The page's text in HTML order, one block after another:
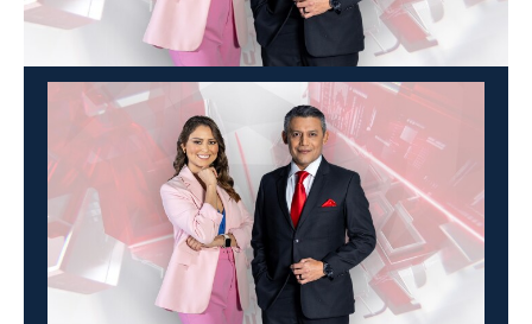
This content is currently unavailable with a DIRECTV
Package or Genre Pack.